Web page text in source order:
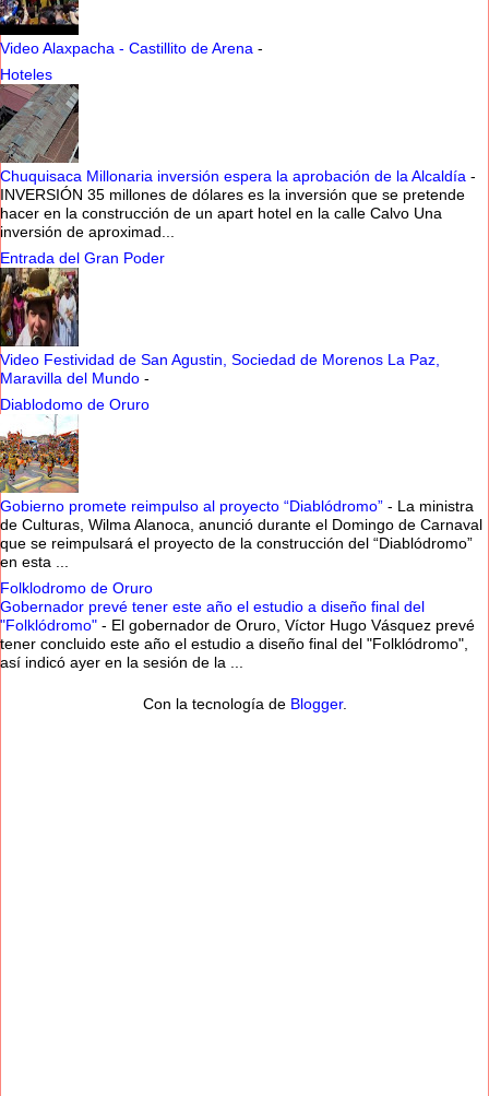
Video Alaxpacha - Castillito de Arena -
Hoteles
Chuquisaca Millonaria inversión espera la aprobación de la Alcaldía -
INVERSIÓN 35 millones de dólares es la inversión que se pretende
hacer en la construcción de un apart hotel en la calle Calvo Una
inversión de aproximad...
Entrada del Gran Poder
Video Festividad de San Agustin, Sociedad de Morenos La Paz,
Maravilla del Mundo -
Diablodomo de Oruro
Gobierno promete reimpulso al proyecto “Diablódromo” - La ministra
de Culturas, Wilma Alanoca, anunció durante el Domingo de Carnaval
que se reimpulsará el proyecto de la construcción del “Diablódromo”
en esta ...
Folklodromo de Oruro
Gobernador prevé tener este año el estudio a diseño final del
"Folklódromo" - El gobernador de Oruro, Víctor Hugo Vásquez prevé
tener concluido este año el estudio a diseño final del "Folklódromo",
así indicó ayer en la sesión de la ...
Con la tecnología de Blogger.